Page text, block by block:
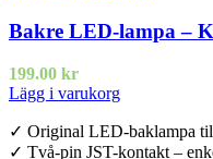
Bakre LED-lampa –
199.00 kr
Lägg i varukorg
✓ Original LED-baklampa
✓ Två-pin JST-kontakt –